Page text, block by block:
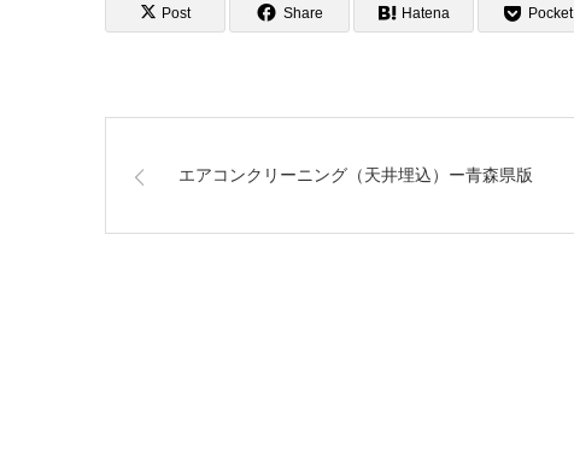
Post Share Hatena Pocket
エアコンクリーニング（天井埋込）ー青森県版